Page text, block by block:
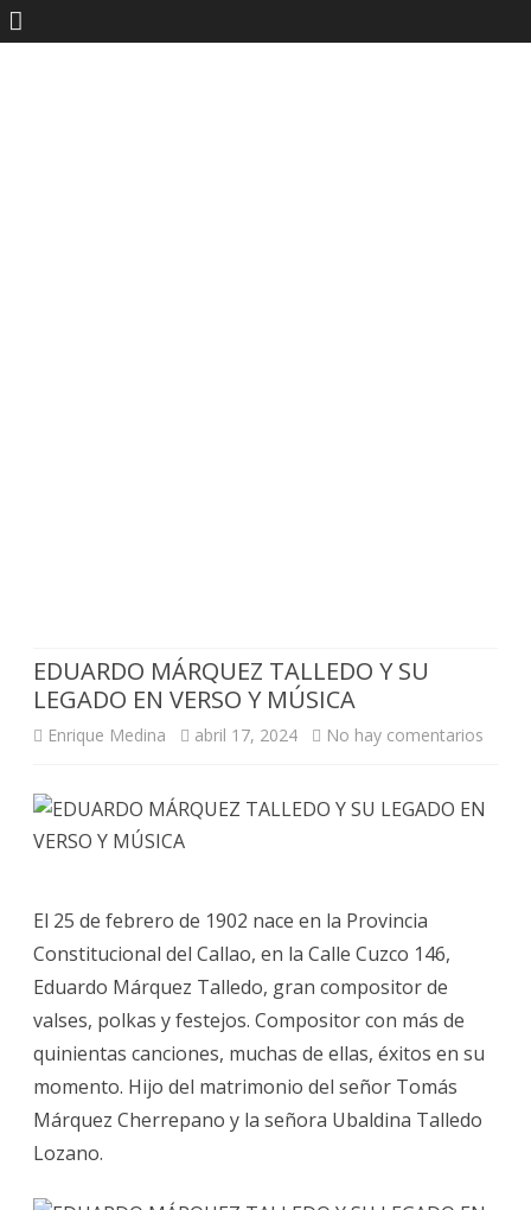
EDUARDO MÁRQUEZ TALLEDO Y SU
LEGADO EN VERSO Y MÚSICA
Enrique Medina abril 17, 2024 No hay comentarios
El 25 de febrero de 1902 nace en la Provincia
Constitucional del Callao, en la Calle Cuzco 146,
Eduardo Márquez Talledo, gran compositor de
valses, polkas y festejos. Compositor con más de
quinientas canciones, muchas de ellas, éxitos en su
momento. Hijo del matrimonio del señor Tomás
Márquez Cherrepano y la señora Ubaldina Talledo
Lozano.